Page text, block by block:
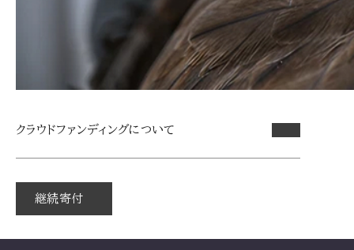
クラウドファンディングについて
継続寄付